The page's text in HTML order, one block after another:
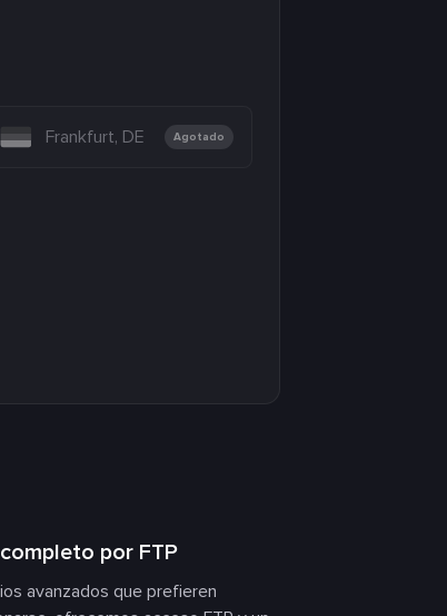
Frankfurt, DE Agotado
por FTP
avanzados que prefieren